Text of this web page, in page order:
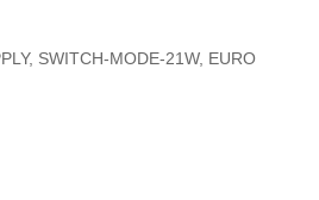
SWITCH-MODE-21W, EURO